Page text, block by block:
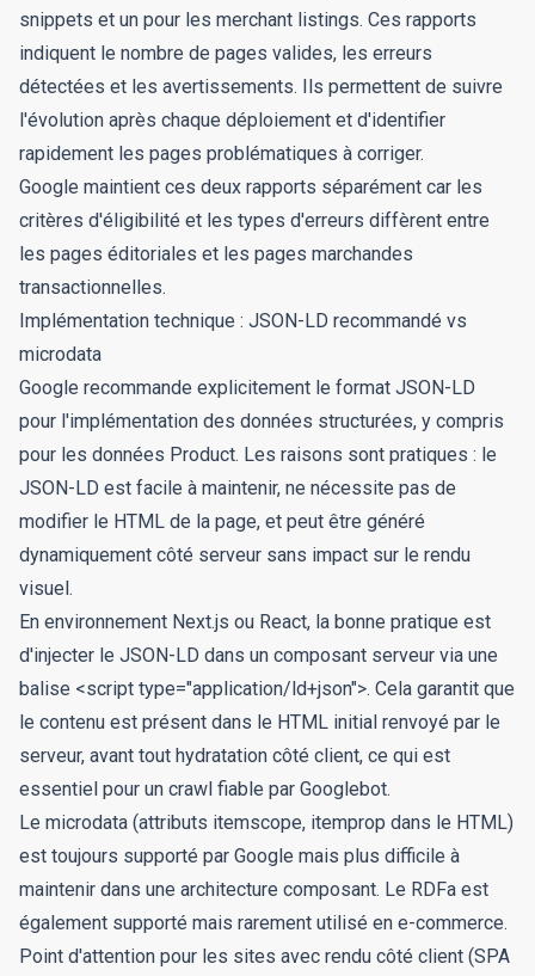
snippets et un pour les merchant listings. Ces rapports
indiquent le nombre de pages valides, les erreurs
détectées et les avertissements. Ils permettent de suivre
l'évolution après chaque déploiement et d'identifier
rapidement les pages problématiques à corriger.
Google maintient ces deux rapports séparément car les
critères d'éligibilité et les types d'erreurs diffèrent entre
les pages éditoriales et les pages marchandes
transactionnelles.
Implémentation technique : JSON-LD recommandé vs
microdata
Google recommande explicitement le format JSON-LD
pour l'implémentation des données structurées, y compris
pour les données Product. Les raisons sont pratiques : le
JSON-LD est facile à maintenir, ne nécessite pas de
modifier le HTML de la page, et peut être généré
dynamiquement côté serveur sans impact sur le rendu
visuel.
En environnement Next.js ou React, la bonne pratique est
d'injecter le JSON-LD dans un composant serveur via une
balise <script type="application/ld+json">. Cela garantit que
le contenu est présent dans le HTML initial renvoyé par le
serveur, avant tout hydratation côté client, ce qui est
essentiel pour un crawl fiable par Googlebot.
Le microdata (attributs itemscope, itemprop dans le HTML)
est toujours supporté par Google mais plus difficile à
maintenir dans une architecture composant. Le RDFa est
également supporté mais rarement utilisé en e-commerce.
Point d'attention pour les sites avec rendu côté client (SPA